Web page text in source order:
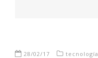
28/02/17
tecnología